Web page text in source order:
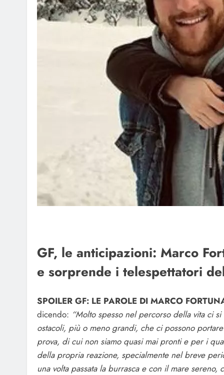
GF, le anticipazioni: Marco
e sorprende i telespettatori
SPOILER GF: LE PAROLE DI MARCO
dicendo: “Molto spesso nel percorso della vita ci
ostacoli, più o meno grandi, che ci possono
prova, di cui non siamo quasi mai pronti e per i
della propria reazione, specialmente nel breve
una volta passata la burrasca e con il mare